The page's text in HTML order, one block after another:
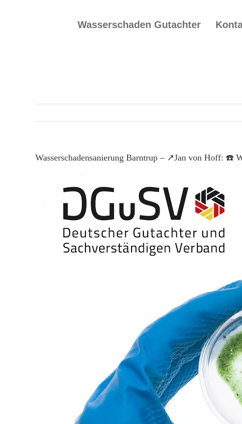
Wasserschaden Gutachter
Wasserschadensanierung Barntrup – ↗️Jan von Hoff: ☎️